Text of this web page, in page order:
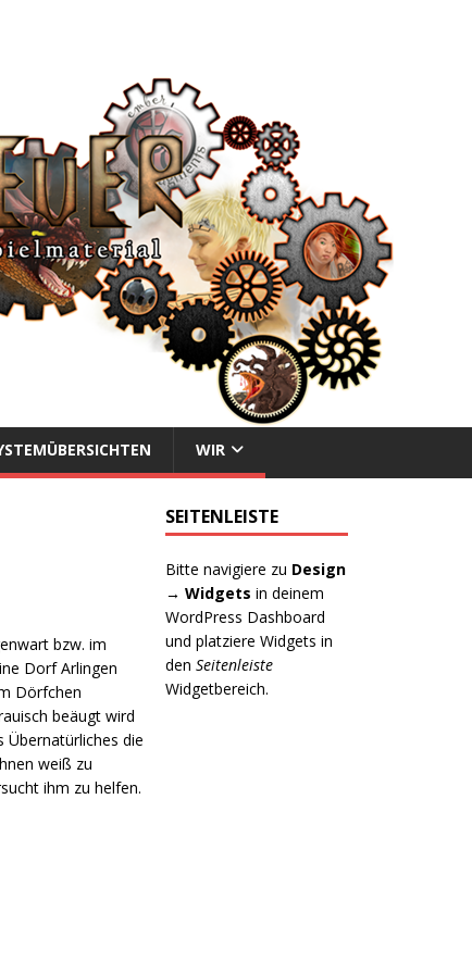
WIR
bzw. im
Dorf Arlingen
Dörfchen
beäugt wird
Übernatürliches die
weiß zu
ihm zu helfen.
SEITENLEISTE
Bitte navigiere zu Design
→ Widgets in deinem
WordPress Dashboard
und platziere Widgets in
denSeitenleiste
Widgetbereich.